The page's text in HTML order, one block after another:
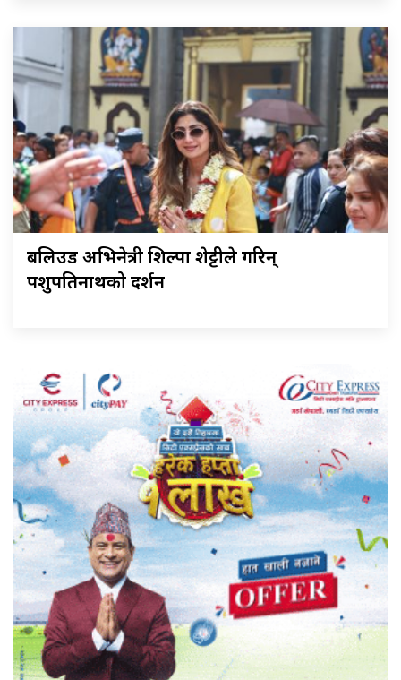
बलिउड अभिनेत्री शिल्पा शेट्टीले गरिन्
पशुपतिनाथको दर्शन